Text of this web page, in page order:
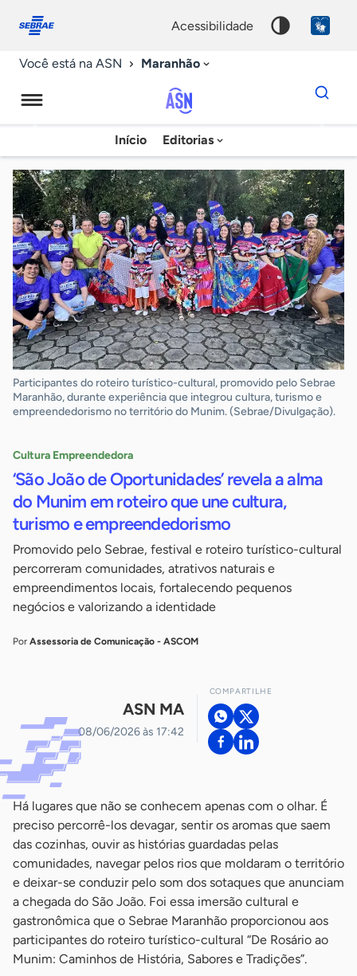
conosco
acessibilidade
Você está na ASN Maranhão
Agência
Sebrae
de
Notícias
Início Editorias
Dados
para
chave
Participantes do roteiro turístico-cultural, promovido pelo Sebrae
Maranhão, durante experiência que integrou cultura, turismo e
empreendedorismo no território do Munim. (Sebrae/Divulgação).
Cultura Empreendedora
‘São João de Oportunidades’ revela a alma
do Munim em roteiro que une cultura,
turismo e empreendedorismo
Promovido pelo Sebrae, festival e roteiro turístico-cultural
percorreram comunidades, atrativos naturais e
empreendimentos locais, fortalecendo pequenos
negócios e valorizando a identidade
Por Assessoria de Comunicação - ASCOM
ASN MA
08/06/2026 às 17:42
COMPARTILHE
Há lugares que não se conhecem apenas com o olhar. É
preciso percorrê-los devagar, sentir os aromas que saem
das cozinhas, ouvir as histórias guardadas pelas
comunidades, navegar pelos rios que moldaram o território
e deixar-se conduzir pelo som dos sotaques que anunciam
a chegada do São João. Foi essa imersão cultural e
gastronômica que o Sebrae Maranhão proporcionou aos
participantes do roteiro turístico-cultural “De Rosário ao
Munim: Caminhos de História, Sabores e Tradições”.